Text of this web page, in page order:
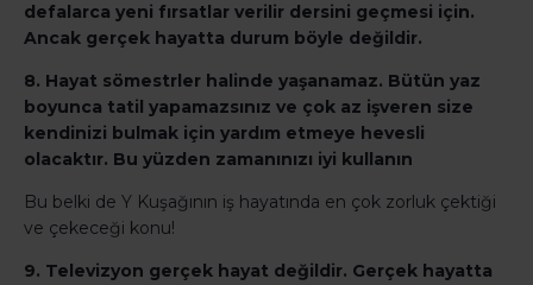
defalarca yeni fırsatlar verilir dersini geçmesi için.
Ancak gerçek hayatta durum böyle değildir.
8. Hayat sömestrler halinde yaşanamaz. Bütün yaz
boyunca tatil yapamazsınız ve çok az işveren size
kendinizi bulmak için yardım etmeye hevesli
olacaktır. Bu yüzden zamanınızı iyi kullanın
Bu belki de Y Kuşağının iş hayatında en çok zorluk çektiği
ve çekeceği konu!
9. Televizyon gerçek hayat değildir. Gerçek hayatta